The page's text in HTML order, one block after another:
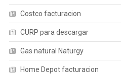
Costco facturacion
CURP para descargar
Gas natural Naturgy
Home Depot facturacion